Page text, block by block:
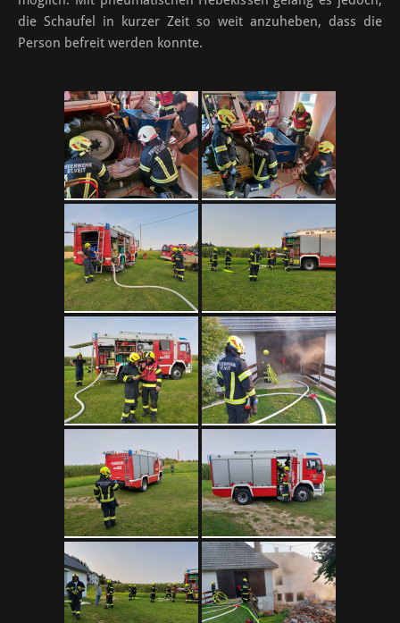
die Schaufel in kurzer Zeit so weit anzuheben, dass die
Person befreit werden konnte.